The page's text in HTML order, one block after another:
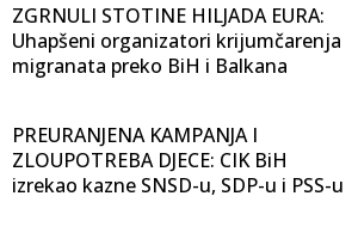
ZGRNULI STOTINE HILJADA EURA:
Uhapšeni organizatori krijumčarenja
migranata preko BiH i Balkana
PREURANJENA KAMPANJA I
ZLOUPOTREBA DJECE: CIK BiH
izrekao kazne SNSD-u, SDP-u i PSS-u